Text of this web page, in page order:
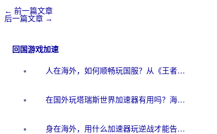
← 前一篇文章
后一篇文章 →
回国游戏加速
人在海外，如何顺畅玩国服？从《王者荣耀》到《云图计划》的加速器终极指南
在国外玩塔瑞斯世界加速器有用吗？海外玩家亲测后的真实答案
身在海外，用什么加速器玩逆战才能告别延迟？